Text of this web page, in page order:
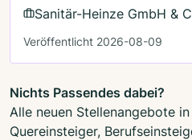
Sanitär-Heinze GmbH &
Veröffentlicht 2026-08-09
Nichts Passendes dabei?
Alle neuen Stellenangebote
Quereinsteiger,